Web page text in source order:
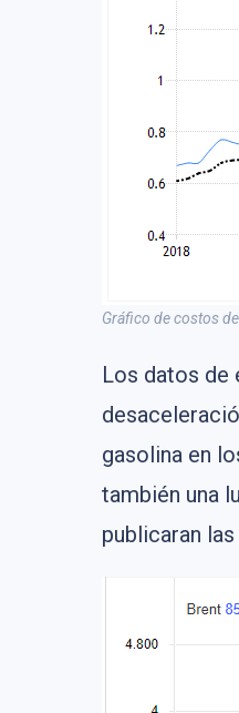
Gráfico de costos
Los datos de
gasolina en
también una
publicaran